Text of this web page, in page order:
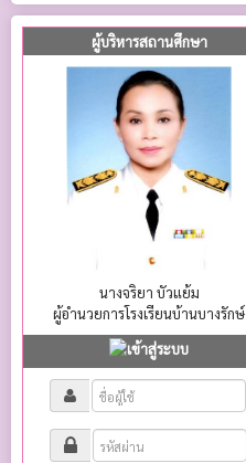
ผู้บริหารสถานศึกษา
นางจริยา บัวแย้ม
ผู้อำนวยการโรงเรียนบ้านบางรักษ์